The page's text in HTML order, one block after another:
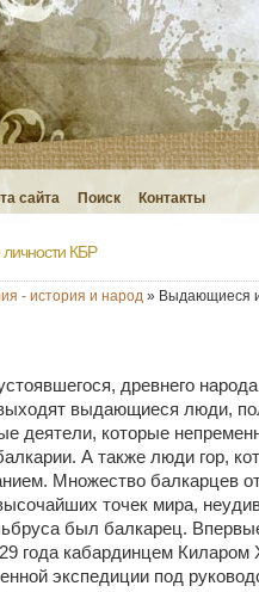
сайта Поиск Контакты
КБР
- история и народ» Выдающиеся
древнего
выдающиеся люди,
деятели, которые
А также люди гор,
Множество балкарцев
точек мира,
был балкарец.
года кабардинцем
экспедиции под